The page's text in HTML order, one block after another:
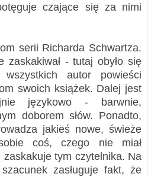
czające się za nimi
serii Richarda Schwartza.
- tutaj obyło się
autor powieści
swoich książek. Dalej jest
językowo - barwnie,
doborem słów. Ponadto,
jakieś nowe, świeże
coś, czego nie miał
tym czytelnika. Na
zasługuje fakt, że